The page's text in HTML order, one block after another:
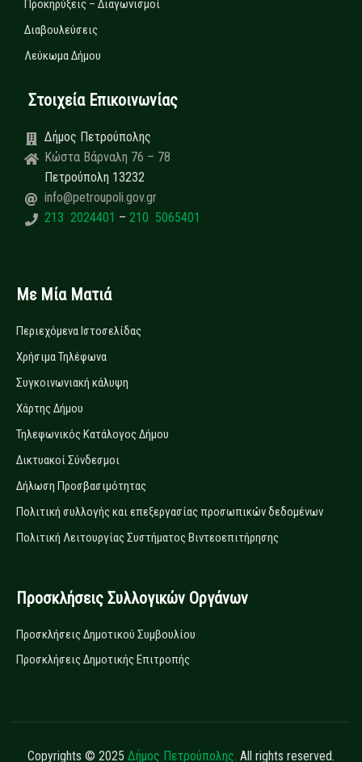
Προκηρύξεις – Διαγωνισμοί
Διαβουλεύσεις
Λεύκωμα Δήμου
Στοιχεία Επικοινωνίας
Δήμος Πετρούπολης
Κώστα Βάρναλη 76 – 78
Πετρούπολη 13232
info@petroupoli.gov.gr
213 2024401 – 210 5065401
Με Μία Ματιά
Περιεχόμενα Ιστοσελίδας
Χρήσιμα Τηλέφωνα
Συγκοινωνιακή κάλυψη
Χάρτης Δήμου
Τηλεφωνικός Κατάλογος Δήμου
Δικτυακοί Σύνδεσμοι
Δήλωση Προσβασιμότητας
Πολιτική συλλογής και επεξεργασίας προσωπικών δεδομένων
Πολιτική Λειτουργίας Συστήματος Βιντεοεπιτήρησης
Προσκλήσεις Συλλογικών Οργάνων
Προσκλήσεις Δημοτικού Συμβουλίου
Προσκλήσεις Δημοτικής Επιτροπής
Copyrights © 2025 Δήμος Πετρούπολης. All rights reserved.